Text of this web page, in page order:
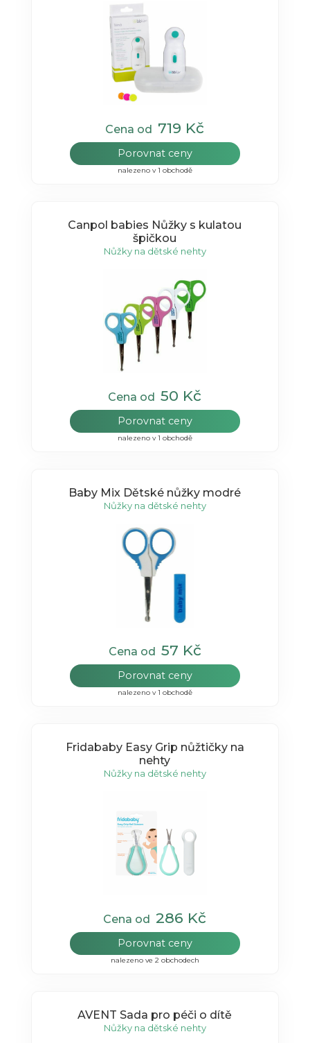
Cena od 719 Kč
Porovnat ceny
nalezeno v 1 obchodě
Canpol babies Nůžky s kulatou
špičkou
Nůžky na dětské nehty
Cena od50 Kč
Porovnat ceny
nalezeno v 1 obchodě
Baby Mix Dětské nůžky modré
Nůžky na dětské nehty
Cena od 57 Kč
Porovnat ceny
nalezeno v 1 obchodě
Fridababy Easy Grip nůžtičky na
nehty
Nůžky na dětské nehty
Cena od286 Kč
Porovnat ceny
nalezeno ve 2 obchodech
AVENT Sada pro péči o dítě
Nůžky na dětské nehty